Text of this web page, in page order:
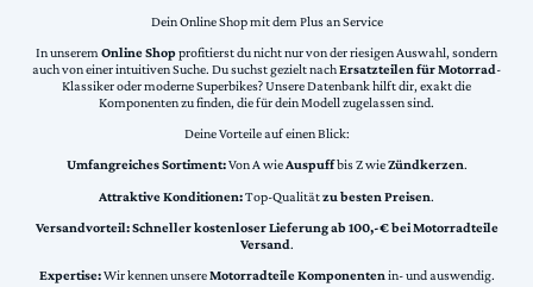
Dein Online Shop mit dem Plus an Service
In unserem Online Shopprofitierst du nicht nur von der riesigen Auswahl, sondern
auch von einer intuitiven Suche. Du suchst gezielt nachErsatzteilen für Motorrad-
Klassiker oder moderne Superbikes? Unsere Datenbank hilft dir, exakt die
Komponenten zu finden, die für dein Modell zugelassen sind.
Deine Vorteile auf einen Blick:
Umfangreiches Sortiment:Von A wieAuspuffbis Z wieZündkerzen.
Attraktive Konditionen:Top-Qualitätzu besten Preisen.
Versandvorteil:Schneller kostenloser Lieferung ab 100,-€ bei Motorradteile
Versand.
Expertise:Wir kennen unsereMotorradteile Komponentenin- und auswendig.